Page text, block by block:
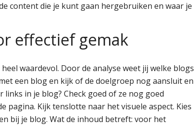
content die je kunt gaan hergebruiken en waar je
effectief gemak
heel waardevol. Door de analyse weet jij welke blogs
een blog en kijk of de doelgroep nog aansluit en
in je blog? Check goed of ze nog goed
pagina. Kijk tenslotte naar het visuele aspect. Kies
bij je blog. Wat de inhoud betreft: voor het